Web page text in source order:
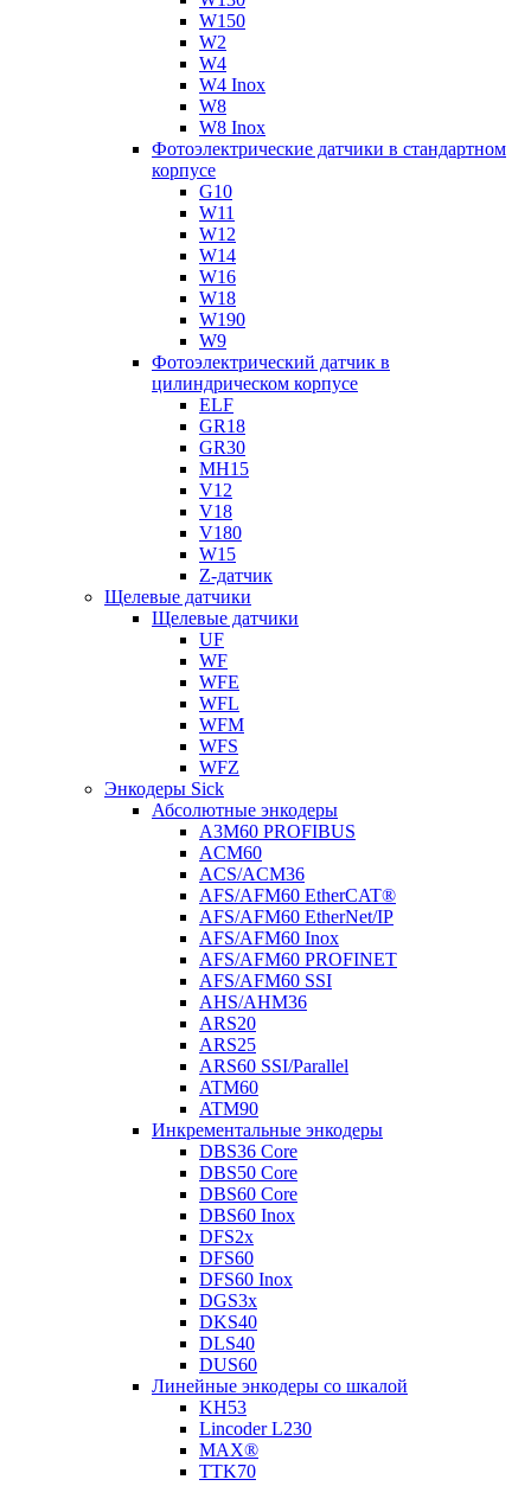
W150
W2
W4
W4 Inox
W8
W8 Inox
Фотоэлектрические датчики в стандартном
корпусе
G10
W11
W12
W14
W16
W18
W190
W9
Фотоэлектрический датчик в
цилиндрическом корпусе
ELF
GR18
GR30
MH15
V12
V18
V180
W15
Z-датчик
Щелевые датчики
Щелевые датчики
UF
WF
WFE
WFL
WFM
WFS
WFZ
Энкодеры Sick
Абсолютные энкодеры
A3M60 PROFIBUS
ACM60
ACS/ACM36
AFS/AFM60 EtherCAT®
AFS/AFM60 EtherNet/IP
AFS/AFM60 Inox
AFS/AFM60 PROFINET
AFS/AFM60 SSI
AHS/AHM36
ARS20
ARS25
ARS60 SSI/Parallel
ATM60
ATM90
Инкрементальные энкодеры
DBS36 Core
DBS50 Core
DBS60 Core
DBS60 Inox
DFS2x
DFS60
DFS60 Inox
DGS3x
DKS40
DLS40
DUS60
Линейные энкодеры со шкалой
KH53
Lincoder L230
MAX®
TTK70